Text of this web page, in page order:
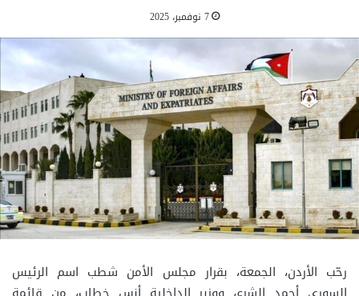
7 نوفمبر، 2025
رحّب الأردن، الجمعة، بقرار مجلس الأمن شطب اسم الرئيس